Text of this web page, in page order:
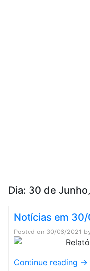
Dia: 30 de
Notícias em 30/
Posted on 30/06/2021
Continue reading →